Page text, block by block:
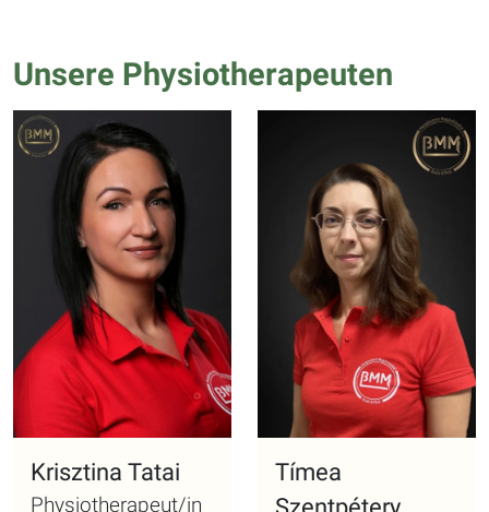
Unsere Physiotherapeuten
Krisztina Tatai
Physiotherapeut/in
Tímea